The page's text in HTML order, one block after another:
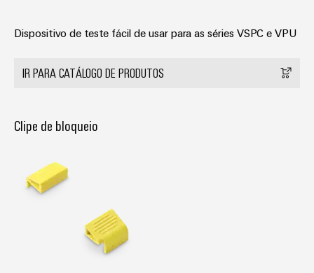
Dispositivo de teste fácil de usar para as séries VSPC e VPU
IR PARA CATÁLOGO DE PRODUTOS
Clipe de bloqueio